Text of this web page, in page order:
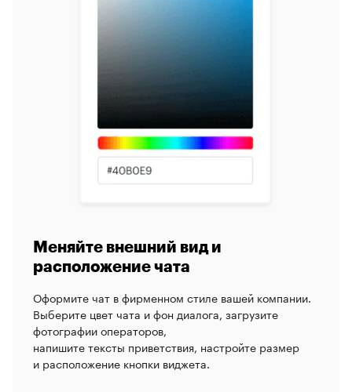
Меняйте внешний види
расположение чата
Оформите чат в фирменном стиле вашей компании.
Выберите цвет чата и фон диалога, загрузите
фотографии операторов,
напишите тексты приветствия, настройте размер
и расположение кнопки виджета.